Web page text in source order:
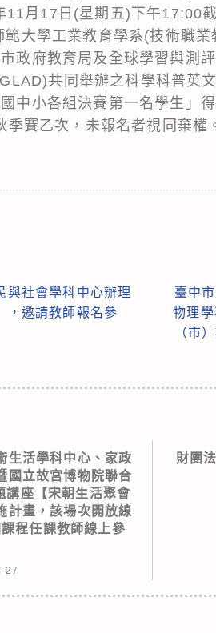
月17日(星期五)下午17:00截
大學工業教育學系(技術職
政府教育局及全球學習與測
共同舉辦之科學科普英
中小各組決賽第一名學生」
賽乙次，未報名者視同棄權
與社會學科中心辦理
，邀請教師報名參
臺中
物理
（市
生活學科中心、家政
國立故宮博物院聯合
講座【宋朝生活聚會
計畫，該場次開放線
程任課教師線上參
27
財團